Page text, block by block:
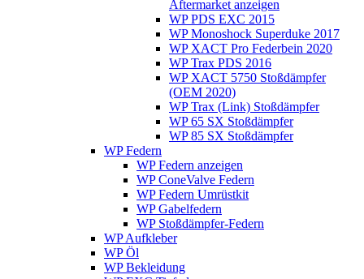
Aftermarket anzeigen
WP PDS EXC 2015
WP Monoshock Superduke 2017
WP XACT Pro Federbein 2020
WP Trax PDS 2016
WP XACT 5750 Stoßdämpfer
(OEM 2020)
WP Trax (Link) Stoßdämpfer
WP 65 SX Stoßdämpfer
WP 85 SX Stoßdämpfer
WP Federn
WP Federn anzeigen
WP ConeValve Federn
WP Federn Umrüstkit
WP Gabelfedern
WP Stoßdämpfer-Federn
WP Aufkleber
WP Öl
WP Bekleidung